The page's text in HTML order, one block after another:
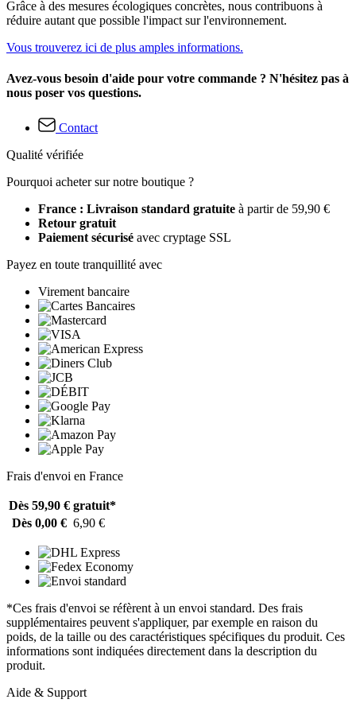
Grâce à des mesures écologiques concrètes, nous contribuons à
réduire autant que possible l'impact sur l'environnement.
Vous trouverez ici de plus amples informations.
Avez-vous besoin d'aide pour votre commande ? N'hésitez pas à
nous poser vos questions.
Contact
Qualité vérifiée
Pourquoi acheter sur notre boutique ?
France : Livraison standard gratuite à partir de 59,90 €
Retour gratuit
Paiement sécurisé avec cryptage SSL
Payez en toute tranquillité avec
Virement bancaire
Frais d'envoi en France
Dès 59,90 € gratuit*
Dès 0,00 € 6,90 €
*Ces frais d'envoi se réfèrent à un envoi standard. Des frais
supplémentaires peuvent s'appliquer, par exemple en raison du
poids, de la taille ou des caractéristiques spécifiques du produit. Ces
informations sont indiquées directement dans la description du
produit.
Aide & Support